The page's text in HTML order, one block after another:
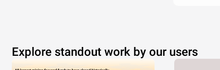
Explore standout work by our users